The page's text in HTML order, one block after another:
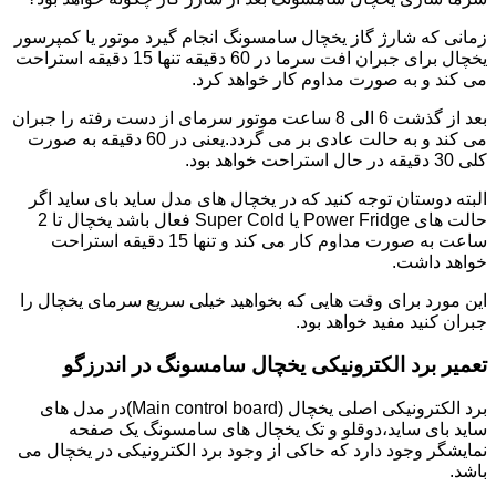
زمانی که شارژ گاز یخچال سامسونگ انجام گیرد موتور یا کمپرسور
یخچال برای جبران افت سرما در 60 دقیقه تنها 15 دقیقه استراحت
می کند و به صورت مداوم کار خواهد کرد.
بعد از گذشت 6 الی 8 ساعت موتور سرمای از دست رفته را جبران
می کند و به حالت عادی بر می گردد.یعنی در 60 دقیقه به صورت
کلی 30 دقیقه در حال استراحت خواهد بود.
البته دوستان توجه کنید که در یخچال های مدل ساید بای ساید اگر
حالت های Power Fridge یا Super Cold فعال باشد یخچال تا 2
ساعت به صورت مداوم کار می کند و تنها 15 دقیقه استراحت
خواهد داشت.
این مورد برای وقت هایی که بخواهید خیلی سریع سرمای یخچال را
جبران کنید مفید خواهد بود.
تعمیر برد الکترونیکی یخچال سامسونگ در اندرزگو
برد الکترونیکی اصلی یخچال (Main control board)در مدل های
ساید بای ساید،دوقلو و تک یخچال های سامسونگ یک صفحه
نمایشگر وجود دارد که حاکی از وجود برد الکترونیکی در یخچال می
باشد.